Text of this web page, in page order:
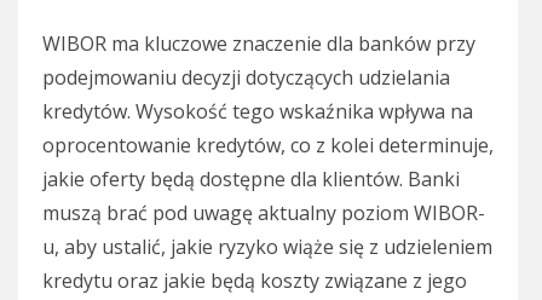
WIBOR ma kluczowe znaczenie dla banków przy
podejmowaniu decyzji dotyczących udzielania
kredytów. Wysokość tego wskaźnika wpływa na
oprocentowanie kredytów, co z kolei determinuje,
jakie oferty będą dostępne dla klientów. Banki
muszą brać pod uwagę aktualny poziom WIBOR-
u, aby ustalić, jakie ryzyko wiąże się z udzieleniem
kredytu oraz jakie będą koszty związane z jego